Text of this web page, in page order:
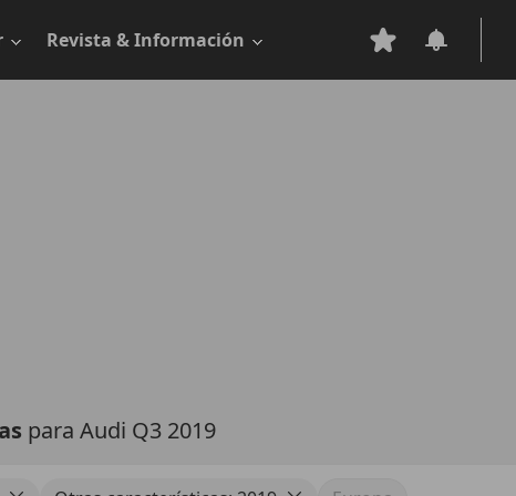
Revista & Información
para Audi Q3 2019